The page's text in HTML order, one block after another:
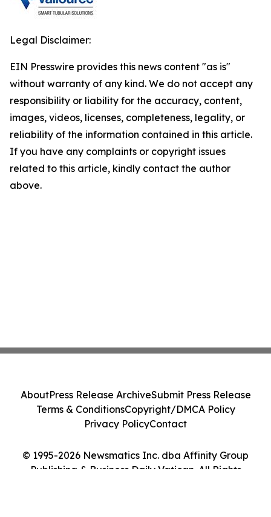
Legal Disclaimer:
EIN Presswire provides this news content "as is"
without warranty of any kind. We do not accept any
responsibility or liability for the accuracy, content,
images, videos, licenses, completeness, legality, or
reliability of the information contained in this article.
If you have any complaints or copyright issues
related to this article, kindly contact the author
above.
© 1995-2026 Newsmatics Inc. dba Affinity Group
Publishing & Business Daily Vatican. All Rights
AboutPress Release ArchiveSubmit Press Release
Terms & ConditionsCopyright/DMCA Policy
Privacy PolicyContact